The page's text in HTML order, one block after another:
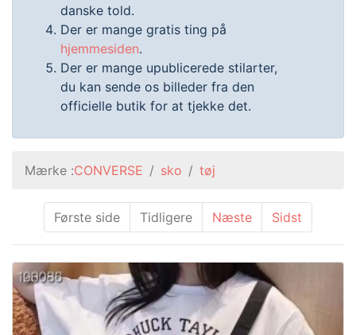
danske told.
Der er mange gratis ting på
hjemmesiden.
Der er mange upublicerede stilarter,
du kan sende os billeder fra den
officielle butik for at tjekke det.
Mærke :CONVERSE sko tøj
Første side Tidligere Næste Sidst